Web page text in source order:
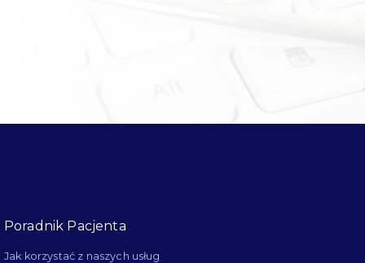
Poradnik Pacjenta
Jak korzystać z naszych usług